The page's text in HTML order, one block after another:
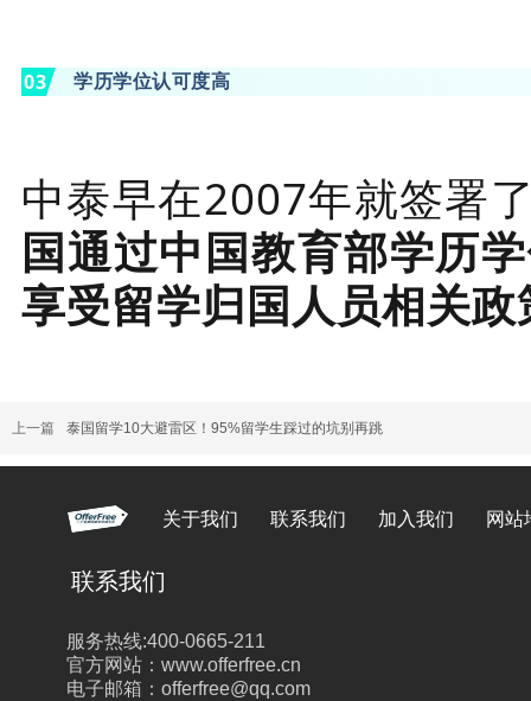
03 学历学位认可度高
中泰早在2007年就签署
国通过中国教育部学历
享受留学归国人员相关政
上一篇 泰国留学10大避雷区！95%留学生踩过的坑别再跳
关于我们 联系我们 加入我们 网站
服务热线:400-0665-211
官方网站：www.offerfree.cn
电子邮箱：offerfree@qq.com
联系我们